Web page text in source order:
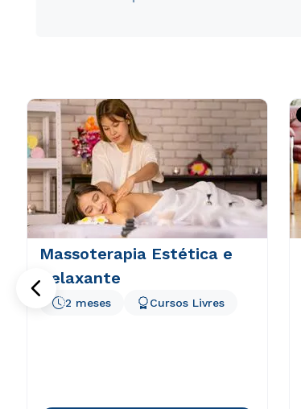
Massoterapia Estética e
Relaxante
2 meses Cursos Livres